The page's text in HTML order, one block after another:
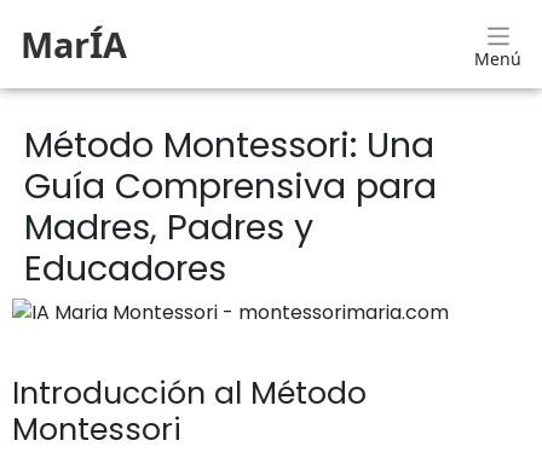
MarÍA Menú
Método Montessori: Una
Guía Comprensiva para
Madres, Padres y
Educadores
Introducción al Método
Montessori